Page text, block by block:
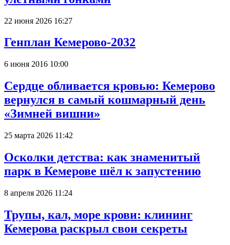
22 июня 2026 16:27
Генплан Кемерово-2032
6 июня 2016 10:00
Сердце обливается кровью: Кемерово
вернулся в самый кошмарный день
«Зимней вишни»
25 марта 2026 11:42
Осколки детства: как знаменитый
парк в Кемерове шёл к запустению
8 апреля 2026 11:24
Трупы, кал, море крови: клининг
Кемерова раскрыл свои секреты